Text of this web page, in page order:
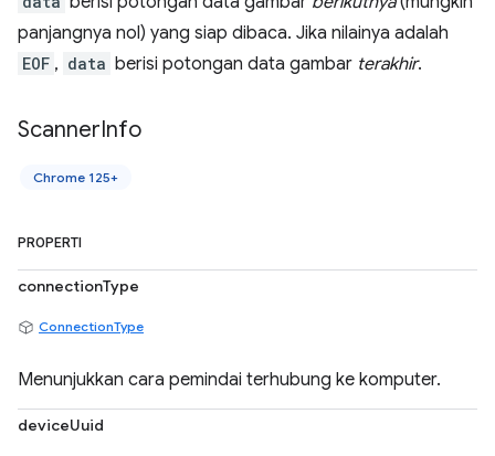
panjangnya nol) yang siap dibaca. Jika nilainya adalah
EOF , data berisi potongan data gambar terakhir.
ScannerInfo
Chrome 125+
PROPERTI
connectionType
ConnectionType
Menunjukkan cara pemindai terhubung ke komputer.
deviceUuid